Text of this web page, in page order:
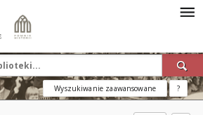
Wyszukiwanie zaawansowane ?